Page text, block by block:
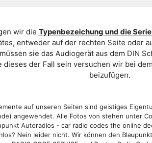
wir die Typenbezeichung und die
entweder auf der rechten Seite oder
sie das Audiogerät aus dem DIN
der Fall sein versuchen wir bei
beizufügen.
auf unseren Seiten sind geistiges
angewendet. Alle Fotos von stehen unter
Autoradios - car radio codes the online
Nein leider nicht. Wir können den